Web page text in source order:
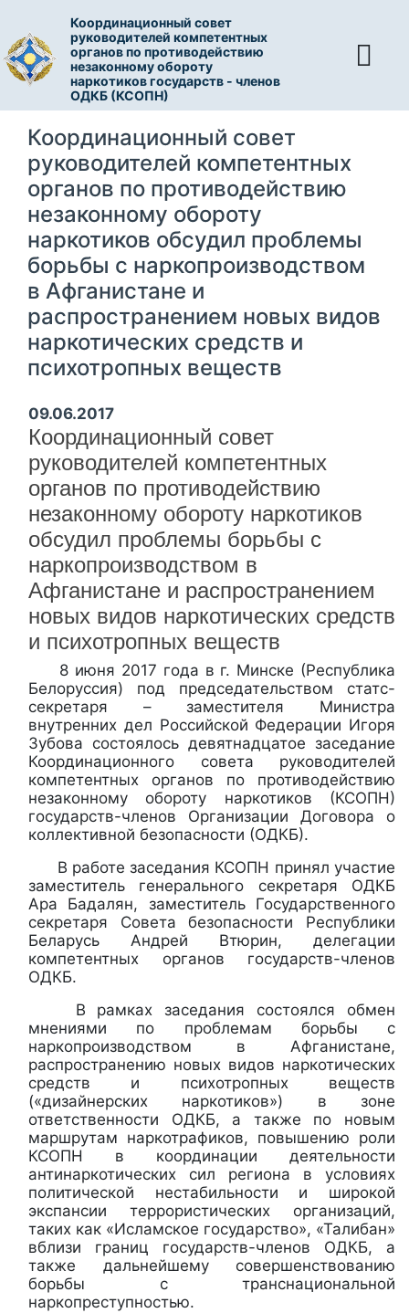
Координационный совет
руководителей компетентных
органов по противодействию
незаконному обороту
наркотиков государств - членов
ОДКБ (КСОПН)
Координационный совет
руководителей компетентных
органов по противодействию
незаконному обороту
наркотиков обсудил проблемы
борьбы с наркопроизводством
в Афганистане и
распространением новых видов
наркотических средств и
психотропных веществ
09.06.2017
Координационный совет
руководителей компетентных
органов по противодействию
незаконному обороту наркотиков
обсудил проблемы борьбы с
наркопроизводством в
Афганистане и распространением
новых видов наркотических средств
и психотропных веществ
8 июня 2017 года в г. Минске (Республика
Белоруссия) под председательством статс-
секретаря – заместителя Министра
внутренних дел Российской Федерации Игоря
Зубова состоялось девятнадцатое заседание
Координационного совета руководителей
компетентных органов по противодействию
незаконному обороту наркотиков (КСОПН)
государств-членов Организации Договора о
коллективной безопасности (ОДКБ).
В работе заседания КСОПН принял участие
заместитель генерального секретаря ОДКБ
Ара Бадалян, заместитель Государственного
секретаря Совета безопасности Республики
Беларусь Андрей Втюрин, делегации
компетентных органов государств-членов
ОДКБ.
В рамках заседания состоялся обмен
мнениями по проблемам борьбы с
наркопроизводством в Афганистане,
распространению новых видов наркотических
средств и психотропных веществ
(«дизайнерских наркотиков») в зоне
ответственности ОДКБ, а также по новым
маршрутам наркотрафиков, повышению роли
КСОПН в координации деятельности
антинаркотических сил региона в условиях
политической нестабильности и широкой
экспансии террористических организаций,
таких как «Исламское государство», «Талибан»
вблизи границ государств-членов ОДКБ, а
также дальнейшему совершенствованию
борьбы с транснациональной
наркопреступностью.